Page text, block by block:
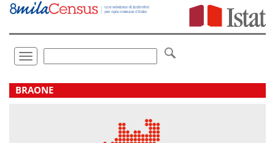
Vai
direttamente
Toggle
navigation
.
BRAONE